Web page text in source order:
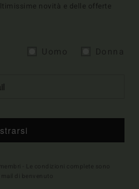
novità e delle offerte